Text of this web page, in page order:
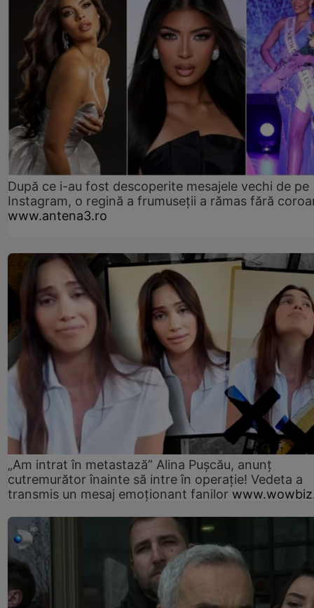
După ce i-au fost descoperite mesajele vechi de pe
Instagram, o regină a frumuseții a rămas fără
www.antena3.ro
„Am intrat în metastază” Alina Pușcău, anunț
cutremurător înainte să intre în operație! Vedeta a
transmis un mesaj emoționant fanilor